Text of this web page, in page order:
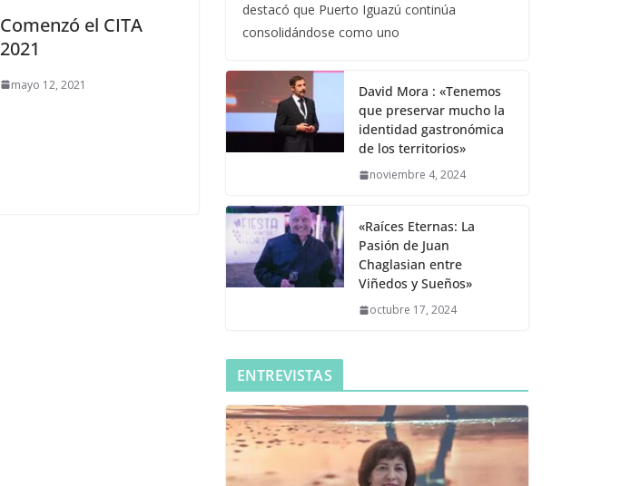
Comenzó el CITA
2021
mayo 12, 2021
destacó que Puerto Iguazú continúa
consolidándose como uno
David Mora : «Tenemos
que preservar mucho la
identidad gastronómica
de los territorios»
noviembre 4, 2024
«Raíces Eternas: La
Pasión de Juan
Chaglasian entre
Viñedos y Sueños»
octubre 17, 2024
ENTREVISTAS